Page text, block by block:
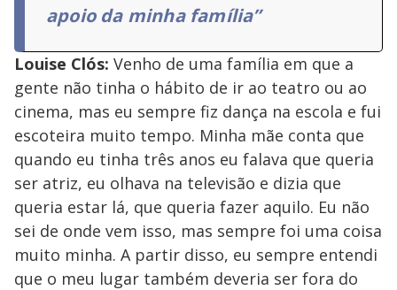
apoio da minha família”
Louise Clós: Venho de uma família em que a
gente não tinha o hábito de ir ao teatro ou ao
cinema, mas eu sempre fiz dança na escola e fui
escoteira muito tempo. Minha mãe conta que
quando eu tinha três anos eu falava que queria
ser atriz, eu olhava na televisão e dizia que
queria estar lá, que queria fazer aquilo. Eu não
sei de onde vem isso, mas sempre foi uma coisa
muito minha. A partir disso, eu sempre entendi
que o meu lugar também deveria ser fora do